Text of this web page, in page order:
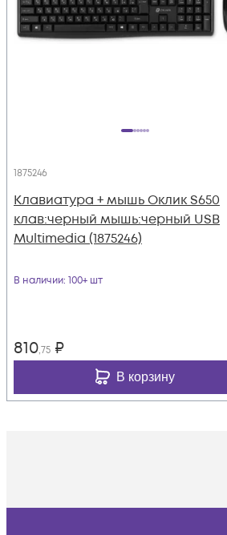
1875246
Клавиатура + мышь Оклик S650
клав:черный мышь:черный USB
Multimedia (1875246)
В наличии: 100+ шт
810,75 ₽
В корзину